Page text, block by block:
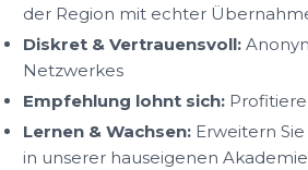
der Region mit echter
Diskret & Vertrauensvoll:
Netzwerkes
Empfehlung lohnt sich:
Lernen & Wachsen: Erweitern
in unserer hauseigenen